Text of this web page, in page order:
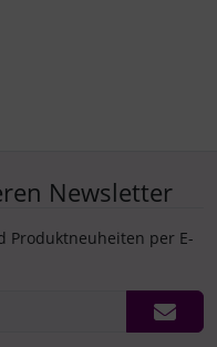
Newsletter
Produktneuheiten per E-